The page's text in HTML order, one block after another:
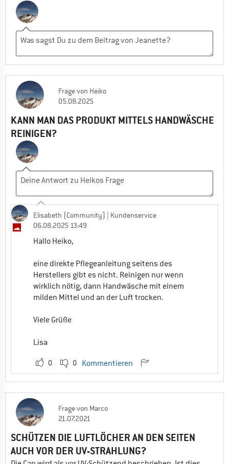
Fragevon Heiko
05.08.2025
KANN MAN DAS PRODUKT MITTELS HANDWÄSCHE
REINIGEN?
Elisabeth (Community)
| Kundenservice
06.08.2025 13:49
Hallo Heiko,
eine direkte Pflegeanleitung seitens des
Herstellers gibt es nicht. Reinigen nur wenn
wirklich nötig, dann Handwäsche mit einem
milden Mittel und an der Luft trocken.
Viele Grüße
Lisa
0 0 Kommentieren
Fragevon Marco
21.07.2021
SCHÜTZEN DIE LUFTLÖCHER AN DEN SEITEN
AUCH VOR DER UV-STRAHLUNG?